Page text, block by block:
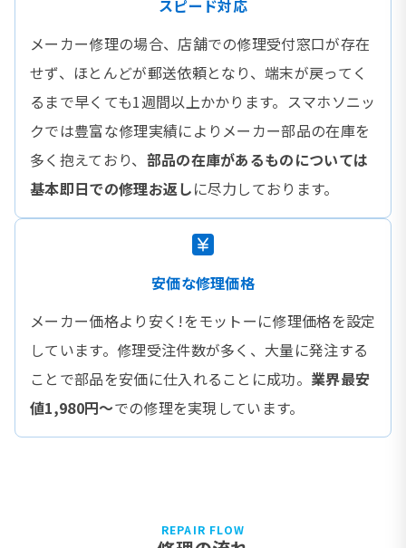
スピード対応
メーカー修理の場合、店舗での修理受付窓口が存在
せず、ほとんどが郵送依頼となり、端末が戻ってく
るまで早くても1週間以上かかります。スマホソニッ
クでは豊富な修理実績によりメーカー部品の在庫を
多く抱えており、 部品の在庫があるものについては
基本即日での修理お返しに尽力しております。
安価な修理価格
メーカー価格より安く!をモットーに修理価格を設定
しています。修理受注件数が多く、大量に発注する
ことで部品を安価に仕入れることに成功。 業界最安
値1,980円〜での修理を実現しています。
REPAIR FLOW